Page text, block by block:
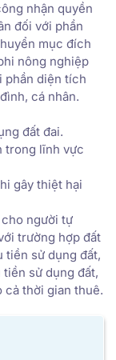
nhận quyền
đối với phần
mục đích
nông nghiệp
phần diện tích
cá nhân.
đất đai.
trong lĩnh vực
gây thiệt hại
người tự
trường hợp đất
tiền sử dụng đất,
sử dụng đất,
cả thời gian thuê.